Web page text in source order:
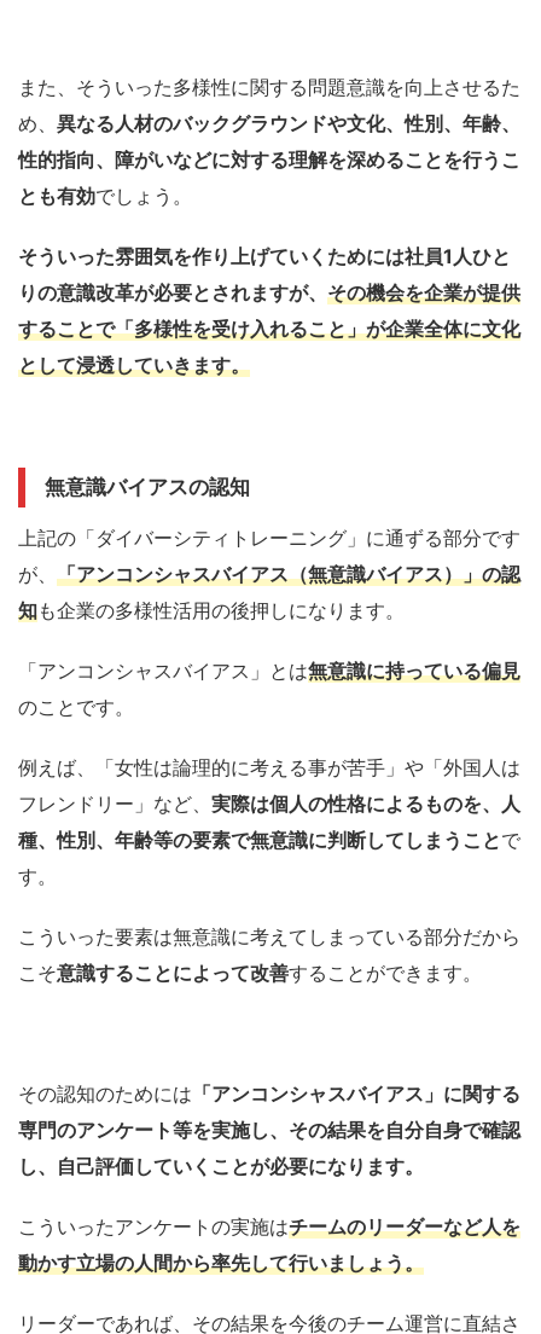
また、そういった多様性に関する問題意識を向上させるた
め、 異なる人材のバックグラウンドや文化、性別、年齢、
性的指向、障がいなどに対する理解を深めることを行うこ
とも有効でしょう。
そういった雰囲気を作り上げていくためには社員1人ひと
りの意識改革が必要とされますが、 その機会を企業が提供
することで「多様性を受け入れること」が企業全体に文化
として浸透していきます。
無意識バイアスの認知
上記の「ダイバーシティ トレーニング」に通ずる部分です
が、 「アンコンシャスバイアス（無意識バイアス）」の認
知も企業の多様性活用の後押しになります。
「アンコンシャスバイアス 」 とは無意識に持っている偏見
のことです。
例えば、 「女性は論理的に考える事が苦手 」 や「外国人は
フレンドリー」など、 実際は個人の性格によるものを、人
種、性別、年齢等の要素で無意識に判断してしま うことで
す。
こういった要素は無意識に考えてしまっている部分だから
こそ意識することによって改善することができます。
その認知のためには 「アンコンシャスバイアス」に関する
専門のアンケート等を実施し、その結果を自分自身で確認
し、自己評価していくことが必要になります。
こういったアンケートの実施はチームのリーダーなど人を
動かす立場の人間から率先して行いましょう。
リーダーであれば、その結果を今後のチーム運営に直結さ